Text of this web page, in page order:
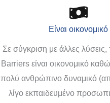
Είναι οικονομικό
Σε σύγκριση με άλλες
Barriers είναι οικονομικό
πολύ ανθρώπινο δυναμικό
λίγο εκπαιδευμένο